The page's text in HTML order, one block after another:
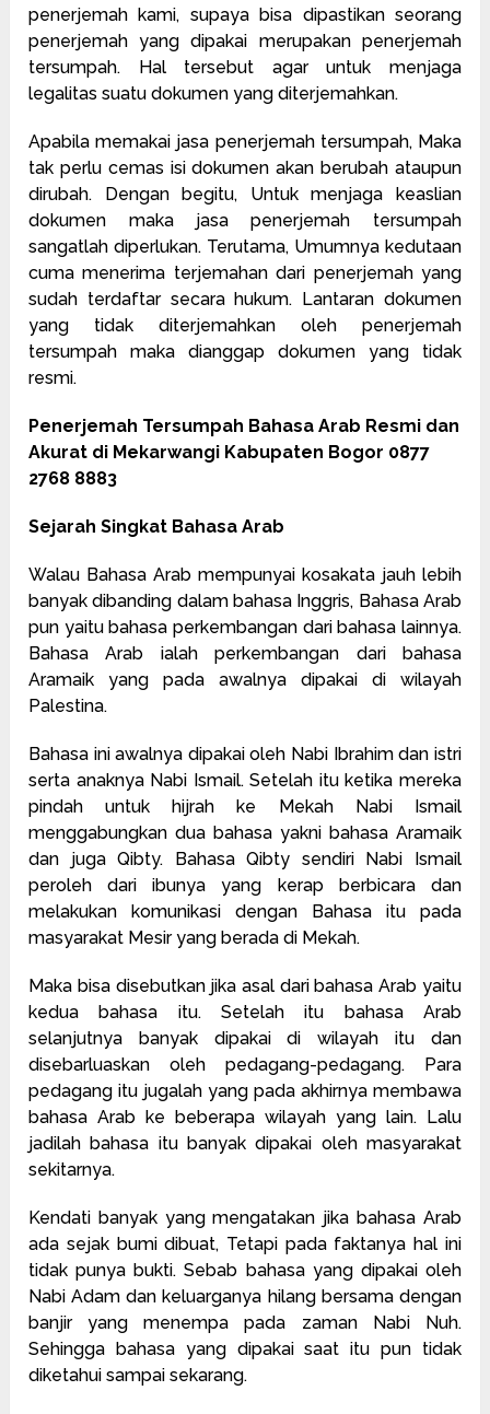
penerjemah kami, supaya bisa dipastikan seorang
penerjemah yang dipakai merupakan penerjemah
tersumpah. Hal tersebut agar untuk menjaga
legalitas suatu dokumen yang diterjemahkan.
Apabila memakai jasa penerjemah tersumpah, Maka
tak perlu cemas isi dokumen akan berubah ataupun
dirubah. Dengan begitu, Untuk menjaga keaslian
dokumen maka jasa penerjemah tersumpah
sangatlah diperlukan. Terutama, Umumnya kedutaan
cuma menerima terjemahan dari penerjemah yang
sudah terdaftar secara hukum. Lantaran dokumen
yang tidak diterjemahkan oleh penerjemah
tersumpah maka dianggap dokumen yang tidak
resmi.
Penerjemah Tersumpah Bahasa Arab Resmi dan
Akurat di Mekarwangi Kabupaten Bogor 0877
2768 8883
Sejarah Singkat Bahasa Arab
Walau Bahasa Arab mempunyai kosakata jauh lebih
banyak dibanding dalam bahasa Inggris, Bahasa Arab
pun yaitu bahasa perkembangan dari bahasa lainnya.
Bahasa Arab ialah perkembangan dari bahasa
Aramaik yang pada awalnya dipakai di wilayah
Palestina.
Bahasa ini awalnya dipakai oleh Nabi Ibrahim dan istri
serta anaknya Nabi Ismail. Setelah itu ketika mereka
pindah untuk hijrah ke Mekah Nabi Ismail
menggabungkan dua bahasa yakni bahasa Aramaik
dan juga Qibty. Bahasa Qibty sendiri Nabi Ismail
peroleh dari ibunya yang kerap berbicara dan
melakukan komunikasi dengan Bahasa itu pada
masyarakat Mesir yang berada di Mekah.
Maka bisa disebutkan jika asal dari bahasa Arab yaitu
kedua bahasa itu. Setelah itu bahasa Arab
selanjutnya banyak dipakai di wilayah itu dan
disebarluaskan oleh pedagang-pedagang. Para
pedagang itu jugalah yang pada akhirnya membawa
bahasa Arab ke beberapa wilayah yang lain. Lalu
jadilah bahasa itu banyak dipakai oleh masyarakat
sekitarnya.
Kendati banyak yang mengatakan jika bahasa Arab
ada sejak bumi dibuat, Tetapi pada faktanya hal ini
tidak punya bukti. Sebab bahasa yang dipakai oleh
Nabi Adam dan keluarganya hilang bersama dengan
banjir yang menempa pada zaman Nabi Nuh.
Sehingga bahasa yang dipakai saat itu pun tidak
diketahui sampai sekarang.